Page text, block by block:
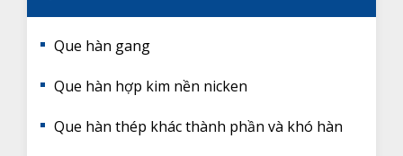
Que hàn gang
Que hàn hợp kim nền nicken
Que hàn thép khác thành phần và khó hàn